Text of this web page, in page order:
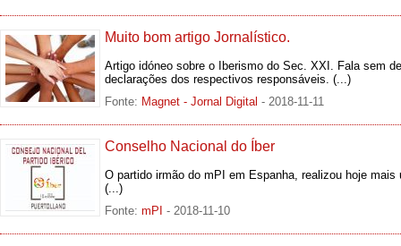
Muito bom artigo Jornalístico.
Artigo idóneo sobre o Iberismo do Sec. XXI. Fala sem
declarações dos respectivos responsáveis. (...)
Fonte: Magnet - Jornal Digital - 2018-11-11
Conselho Nacional do Íber
O partido irmão do mPI em Espanha, realizou hoje
(...)
Fonte: mPI - 2018-11-10